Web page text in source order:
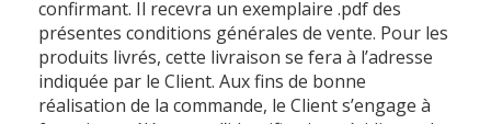
confirmant. Il recevra un exemplaire .pdf des
présentes conditions générales de vente. Pour les
produits livrés, cette livraison se fera à l’adresse
indiquée par le Client. Aux fins de bonne
réalisation de la commande, le Client s’engage à